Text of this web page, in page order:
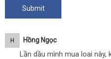
H Hồng Ngọc
Lần dầu mình mua loai này,